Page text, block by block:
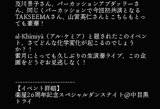
及川景子さん、パーカッションアブダッラーさ
ん、同じくパーカッションで今回初共演となる
TAKSEEMAさん、山宮英仁さんとこちらもとっ
ても豪華！
al-Khīmiyā（アル-ケミア）と題されたこのイベン
ト、さてどんな化学変化が起こるのでしょう
か？！
蜜月にとっても久しぶりの生演奏ライブ、この企
画をどうぞお見逃しなく！
------------------------
【イベント詳細】
楽屋26周年記念スペシャルダンスナイト@中目黒
トライ